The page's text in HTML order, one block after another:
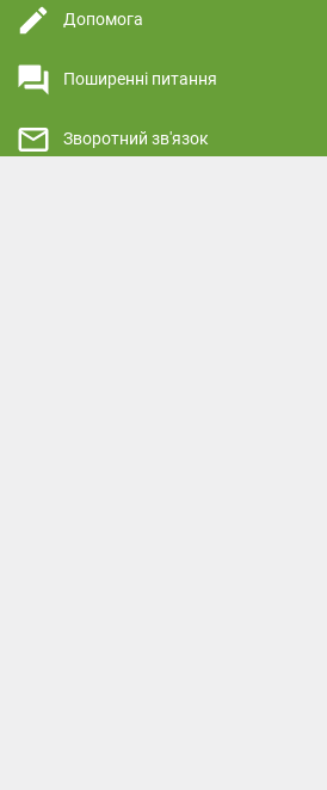
edit Допомога
question_answer Поширенні питання
mail_outline Зворотний зв'язок